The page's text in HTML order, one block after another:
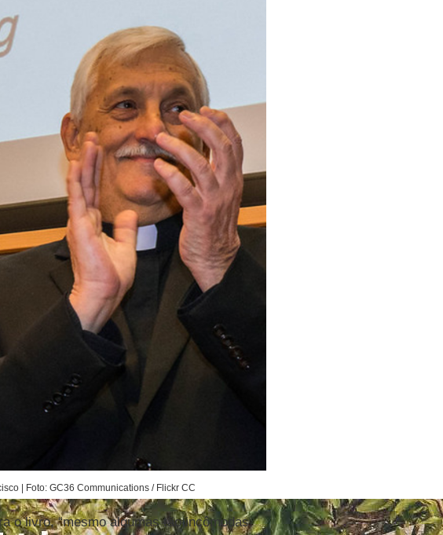
| Foto: GC36 Communications / Flickr CC
o livro, “mesmo algumas tão incômodas